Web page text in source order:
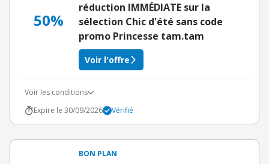
50%
réduction IMMÉDIATE sur la
sélection Chic d'été sans code
promo Princesse tam.tam
Voir l'offre
Voir les conditions
Expire le 30/09/2026
Vérifié
BON PLAN